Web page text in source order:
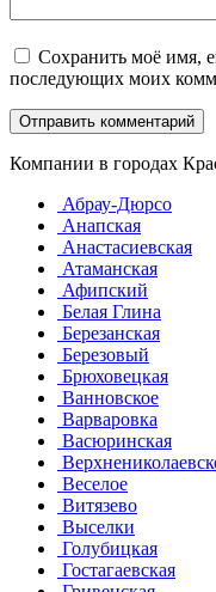
Сохранить моё имя,
последующих моих
Компании в городах
Абрау-Дюрсо
Анапская
Анастасиевская
Атаманская
Афипский
Белая Глина
Березанская
Березовый
Брюховецкая
Ванновское
Варваровка
Васюринская
Веселое
Витязево
Выселки
Голубицкая
Гостагаевская